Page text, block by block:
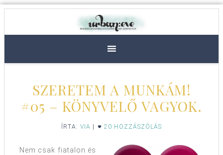
SZERETEM A MUNKÁM!
#05 – KÖNYVELŐ VAGYOK.
ÍRTA: VIA 20 HOZZÁSZÓLÁS
Nem csak fiatalon és